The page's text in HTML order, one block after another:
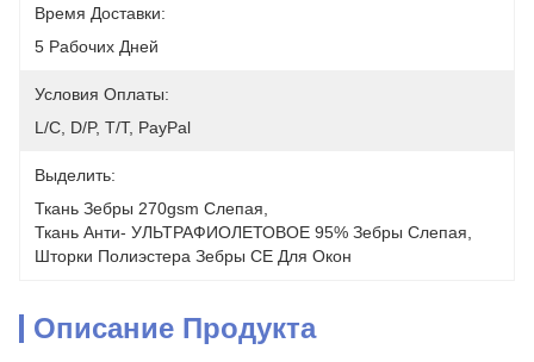
Время Доставки:
5 Рабочих Дней
Условия Оплаты:
L/C, D/P, T/T, PayPal
Выделить:
Ткань Зебры 270gsm Слепая
Ткань Анти- УЛЬТРАФИОЛЕТОВОЕ 95% Зебры Слепая
Шторки Полиэстера Зебры CE Для Окон
Описание Продукта